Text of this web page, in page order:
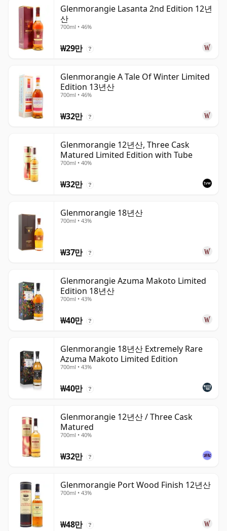
Glenmorangie Lasanta 2nd Edition 12년
산
700ml • 46%
₩29만 ?
Glenmorangie A Tale Of Winter Limited
Edition 13년산
700ml • 46%
₩32만 ?
Glenmorangie 12년산, Three Cask
Matured Limited Edition with Tube
700ml • 40%
₩32만 ?
Glenmorangie 18년산
700ml • 43%
₩37만 ?
Glenmorangie Azuma Makoto Limited
Edition 18년산
700ml • 43%
₩40만 ?
Glenmorangie 18년산 Extremely Rare
Azuma Makoto Limited Edition
700ml • 43%
₩40만 ?
Glenmorangie 12년산 / Three Cask
Matured
700ml • 40%
₩32만 ?
Glenmorangie Port Wood Finish 12년산
700ml • 43%
₩48만 ?